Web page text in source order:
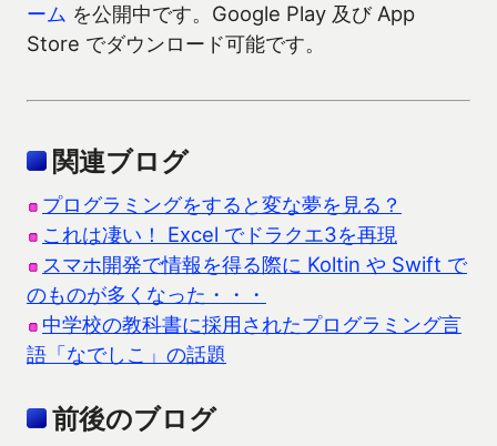
ーム を公開中です。Google Play 及び App
Store でダウンロード可能です。
関連ブログ
プログラミングをすると変な夢を見る？
これは凄い！ Excel でドラクエ3を再現
スマホ開発で情報を得る際に Koltin や Swift で
のものが多くなった・・・
中学校の教科書に採用されたプログラミング言
語「なでしこ」の話題
前後のブログ